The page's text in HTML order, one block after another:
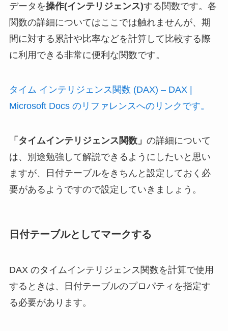
データを操作(インテリジェンス)する関数です。各
関数の詳細についてはここでは触れませんが、期
間に対する累計や比率などを計算して比較する際
に利用できる非常に便利な関数です。
タイム インテリジェンス関数 (DAX) – DAX |
Microsoft Docs のリファレンスへのリンクです。
「タイムインテリジェンス関数」 の詳細について
は、別途勉強して解説できるようにしたいと思い
ますが、日付テーブルをきちんと設定しておく必
要があるようですので設定していきましょう。
日付テーブルとしてマークする
DAX のタイムインテリジェンス関数を計算で使用
するときは、日付テーブルのプロパティを指定す
る必要があります。